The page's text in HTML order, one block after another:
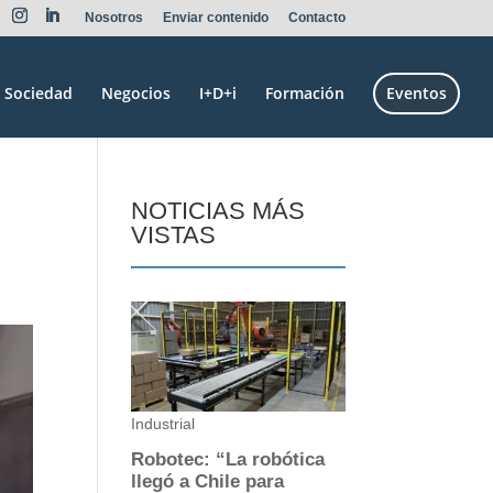
Nosotros Enviar contenido Contacto
Sociedad Negocios I+D+i Formación Eventos
NOTICIAS MÁS
VISTAS